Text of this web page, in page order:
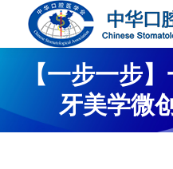
【一步一步
牙美学微